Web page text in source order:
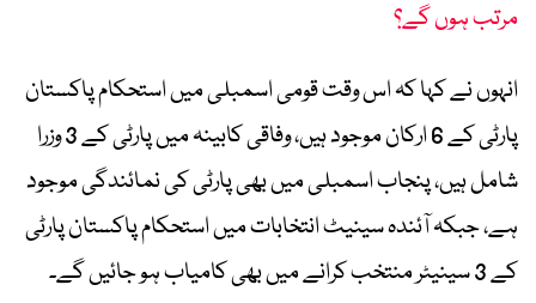
مرتب ہوں گے؟
انہوں نے کہا کہ اس وقت قومی اسمبلی میں استحکام پاکستان
پارٹی کے 6 ارکان موجود ہیں، وفاقی کابینہ میں پارٹی کے 3 وزرا
شامل ہیں، پنجاب اسمبلی میں بھی پارٹی کی نمائندگی موجود
ہے، جبکہ آئندہ سینیٹ انتخابات میں استحکام پاکستان پارٹی
کے 3 سینیٹر منتخب کرانے میں بھی کامیاب ہو جائیں گے۔